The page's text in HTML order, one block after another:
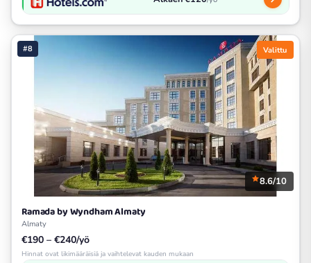
#8 Valittu
8.6/10
Ramada by Wyndham Almaty
Almaty
€190 – €240/yö
Hinnat ovat likimääräisiä ja vaihtelevat kauden mukaan